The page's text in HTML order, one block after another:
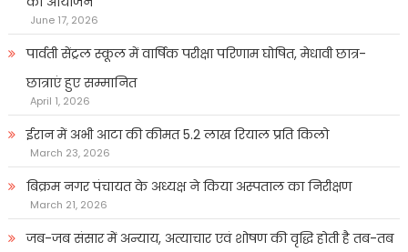
June 17, 2026
पार्वती सेंट्रल स्कूल में वार्षिक परीक्षा परिणाम घोषित, मेधावी छात्र-
छात्राएं हुए सम्मानित
April 1, 2026
ईरान में अभी आटा की कीमत 5.2 लाख रियाल प्रति किलो
March 23, 2026
बिक्रम नगर पंचायत के अध्यक्ष ने किया अस्पताल का निरीक्षण
March 21, 2026
जब-जब संसार में अन्याय, अत्याचार एवं शोषण की वृद्धि होती है तब-तब